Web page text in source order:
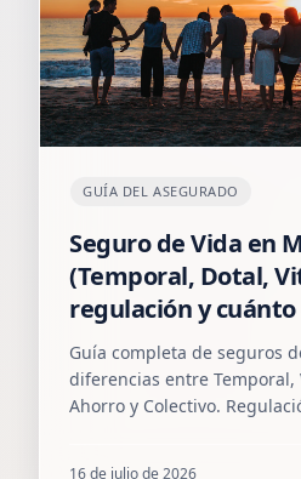
GUÍA DEL ASEGURADO
Seguro de Vida en
(Temporal, Dotal,
regulación y
Guía completa de seguros
diferencias entre Temporal,
Ahorro y Colectivo.
16 de julio de 2026